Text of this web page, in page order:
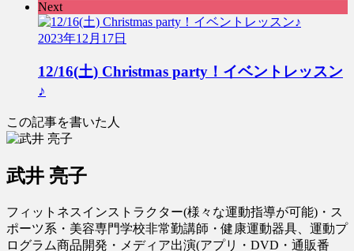
Next
2023年12月17日
12/16(土) Christmas party！イベントレッスン
♪
この記事を書いた人
武井 亮子
フィットネスインストラクター(様々な運動指導が可能)・ス
ポーツ系・美容専門学校非常勤講師・健康運動器具、運動プ
ログラム商品開発・メディア出演(アプリ・DVD・通販番